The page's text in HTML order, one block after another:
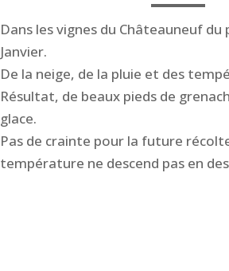
Dans les vignes du Châteauneuf
Janvier.
De la neige, de la pluie et des
Résultat, de beaux pieds de
glace.
Pas de crainte pour la future
température ne descend pas en